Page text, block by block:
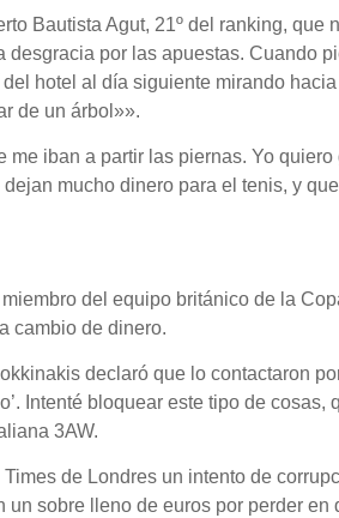
Bautista Agut, 21º del ranking,
por las apuestas. Cuando
hotel al día siguiente mirando
de un árbol»».
iban a partir las piernas. Yo
mucho dinero para el tenis, y
del equipo británico de la
cambio de dinero.
declaró que lo contactaron
Intenté bloquear este tipo de
3AW.
de Londres un intento de
sobre lleno de euros por perder